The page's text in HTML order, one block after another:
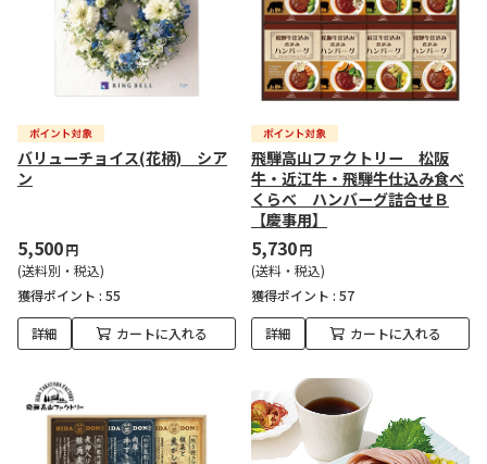
バリューチョイス(花柄) シア
ン
5,500円
(送料別・税込)
獲得ポイント : 55
詳細 カートに入れる
飛騨高山ファクトリー 松阪
牛・近江牛・飛騨牛仕込み食べ
くらべ ハンバーグ詰合せＢ
【慶事用】
5,730円
(送料・税込)
獲得ポイント : 57
詳細 カートに入れる